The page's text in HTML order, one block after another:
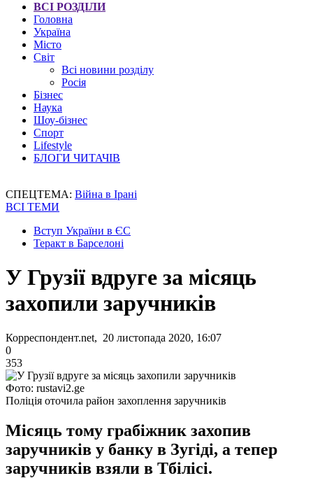
ВСІ РОЗДІЛИ
Головна
Україна
Місто
Світ
Всі новини розділу
Росія
Бізнес
Наука
Шоу-бізнес
Спорт
Lifestyle
БЛОГИ ЧИТАЧІВ
СПЕЦТЕМА: Війна в Ірані
ВСІ ТЕМИ
Вступ України в ЄС
Теракт в Барселоні
У Грузії вдруге за місяць
захопили заручників
Корреспондент.net, 20 листопада 2020, 16:07
0
353
Фото: rustavi2.ge
Поліція оточила район захоплення заручників
Місяць тому грабіжник захопив
заручників у банку в Зугіді, а тепер
заручників взяли в Тбілісі.